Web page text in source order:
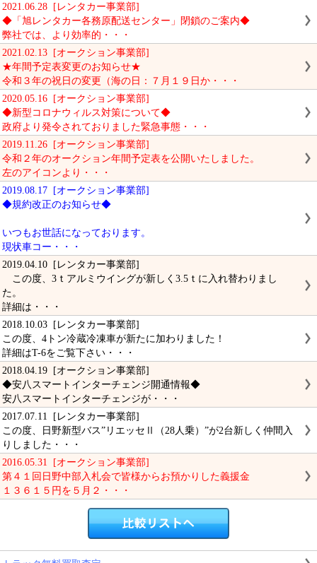
2021.06.28 [レンタカー事業部]
◆「旭レンタカー各務原配送センター」閉鎖のご案内◆
弊社では、より効率的・・・
2021.02.13 [オークション事業部]
★年間予定表変更のお知らせ★
令和３年の祝日の変更（海の日：７月１９日か・・・
2020.05.16 [オークション事業部]
◆新型コロナウィルス対策について◆
政府より発令されておりました緊急事態・・・
2019.11.26 [オークション事業部]
令和２年のオークション年間予定表を公開いたしました。
左のアイコンより・・・
2019.08.17 [オークション事業部]
◆規約改正のお知らせ◆
いつもお世話になっております。
現状車コー・・・
2019.04.10 [レンタカー事業部]
この度、3ｔアルミウイングが新しく3.5ｔに入れ替わりまし
た。
詳細は・・・
2018.10.03 [レンタカー事業部]
この度、4トン冷蔵冷凍車が新たに加わりました！
詳細はT-6をご覧下さい・・・
2018.04.19 [オークション事業部]
◆安八スマートインターチェンジ開通情報◆
安八スマートインターチェンジが・・・
2017.07.11 [レンタカー事業部]
この度、日野新型バス”リエッセⅡ（28人乗）”が2台新しく仲間入
りしました・・・
2016.05.31 [オークション事業部]
第４１回日野中部入札会で皆様からお預かりした義援金
１３６１５円を５月２・・・